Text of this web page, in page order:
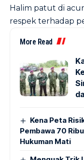
Halim patut di
respek terhadap
More Read
Kena Peta
Pembawa 70
Hukuman Mati